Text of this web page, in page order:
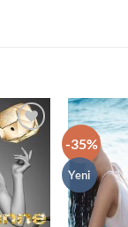
İstek
Listeme
Ekle
-35%
Yeni